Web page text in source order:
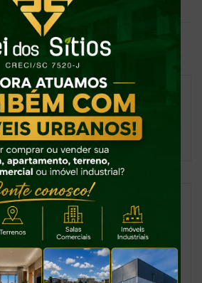
de Andrade
51169
exata e o imóvel é
visita com o corretor
whatsapp (47) 99730-
Apiúna/SC- 89135-000